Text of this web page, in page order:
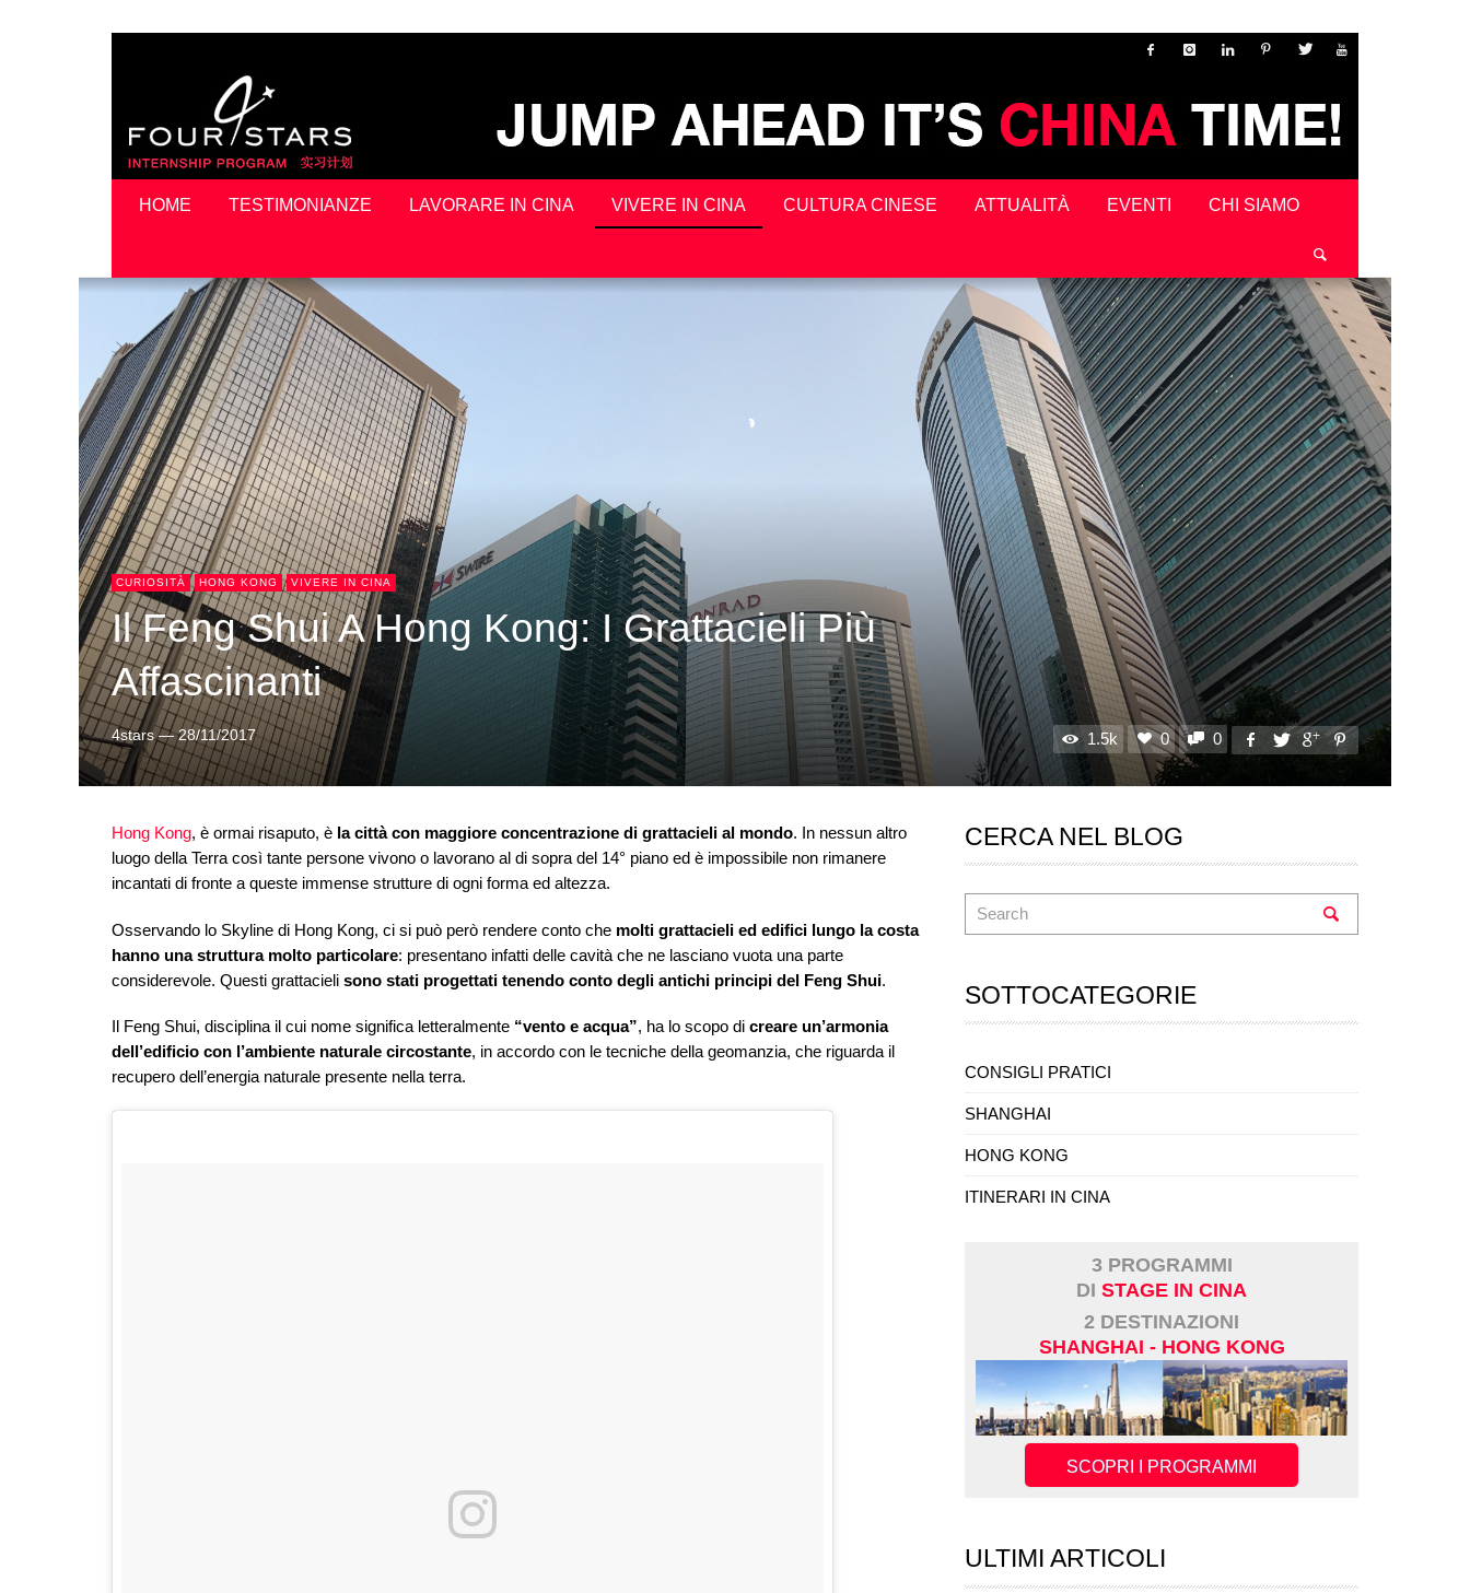
HOME TESTIMONIANZE LAVORARE IN CINA VIVERE IN CINA CULTURA CINESE ATTUALITÀ EVENTI CHI SIAMO
CURIOSITÀ HONG KONG VIVERE IN CINA
Il Feng Shui A Hong Kong: I Grattacieli Più
Affascinanti
4stars — 28/11/2017 1.5k 0 0
Hong Kong, è ormai risaputo, è la città con maggiore concentrazione di grattacieli al mondo. In nessun altro
luogo della Terra così tante persone vivono o lavorano al di sopra del 14° piano ed è impossibile non rimanere
incantati di fronte a queste immense strutture di ogni forma ed altezza.
Osservando lo Skyline di Hong Kong, ci si può però rendere conto che molti grattacieli ed edifici lungo la costa
hanno una struttura molto particolare: presentano infatti delle cavità che ne lasciano vuota una parte
considerevole. Questi grattacieli sono stati progettati tenendo conto degli antichi principi del Feng Shui.
Il Feng Shui, disciplina il cui nome significa letteralmente “vento e acqua”, ha lo scopo di creare un’armonia
dell’edificio con l’ambiente naturale circostante, in accordo con le tecniche della geomanzia, che riguarda il
recupero dell’energia naturale presente nella terra.
CERCA NEL BLOG
SOTTOCATEGORIE
CONSIGLI PRATICI
SHANGHAI
HONG KONG
ITINERARI IN CINA
3 PROGRAMMI
DI STAGE IN CINA
2 DESTINAZIONI
SHANGHAI - HONG KONG
SCOPRI I PROGRAMMI
ULTIMI ARTICOLI